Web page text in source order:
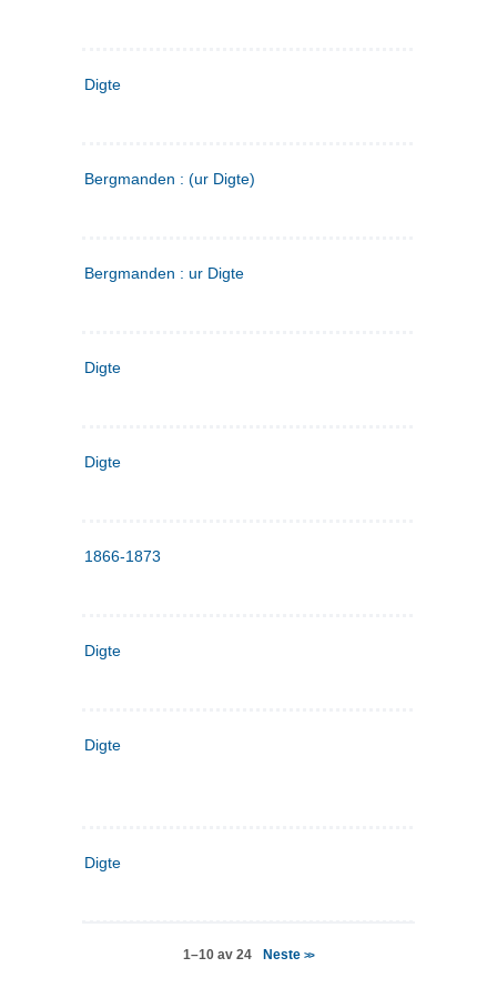
Digte
Bergmanden : (ur Digte)
Bergmanden : ur Digte
Digte
Digte
1866-1873
Digte
Digte
Digte
1–10 av 24 Neste>>